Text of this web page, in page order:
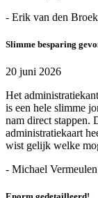
- Erik van den Broek
Slimme besparing
20 juni 2026
Het
is een hele slimme
nam direct stappen.
administratiekaart
wist gelijk welke
- Michael Vermeulen